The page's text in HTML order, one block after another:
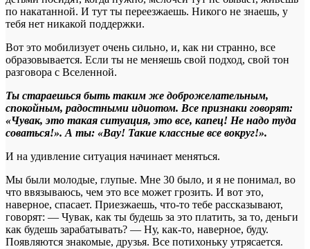
по накатанной. И тут ты переезжаешь. Никого не знаешь, у
тебя нет никакой поддержки.
Вот это мобилизует очень сильно, и, как ни странно, все
образовывается. Если ты не меняешь свой подход, свой тон
разговора с Вселенной.
Ты стараешься быть таким же доброжелательным,
спокойным, радостными идиотом. Все признаки говорят:
«Чувак, это такая ситуация, это все, капец! Не надо туда
соваться!». А ты: «Вау! Такие классные все вокруг!».
И на удивление ситуация начинает меняться.
Мы были молодые, глупые. Мне 30 было, и я не понимал, во
что ввязываюсь, чем это все может грозить. И вот это,
наверное, спасает. Приезжаешь, что-то тебе рассказывают,
говорят: — Чувак, как ты будешь за это платить, за то, деньги
как будешь зарабатывать? — Ну, как-то, наверное, буду.
Появляются знакомые, друзья. Все потихоньку утрясается.